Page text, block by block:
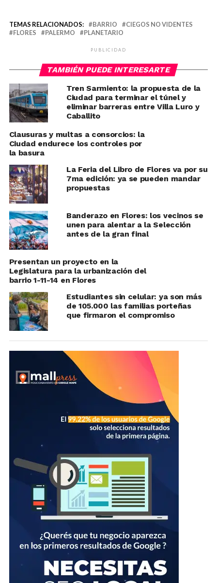
TEMAS RELACIONADOS: BARRIO
CIEGOS NO VIDENTES
FLORES
PALERMO PLANETARIO
PUBLICIDAD
TAMBIÉN PUEDE INTERESARTE
Tren Sarmiento: la propuesta de la
Ciudad para terminar el túnel y
eliminar barreras entre Villa Luro y
Caballito
Clausuras y multas a consorcios: la
Ciudad endurece los controles por
la basura
La Feria del Libro de Flores va por su
7ma edición: ya se pueden mandar
propuestas
Banderazo en Flores: los vecinos se
unen para alentar a la Selección
antes de la gran final
Presentan un proyecto en la
Legislatura para la urbanización del
barrio 1-11-14 en Flores
Estudiantes sin celular: ya son más
de 105.000 las familias porteñas
que firmaron el compromiso